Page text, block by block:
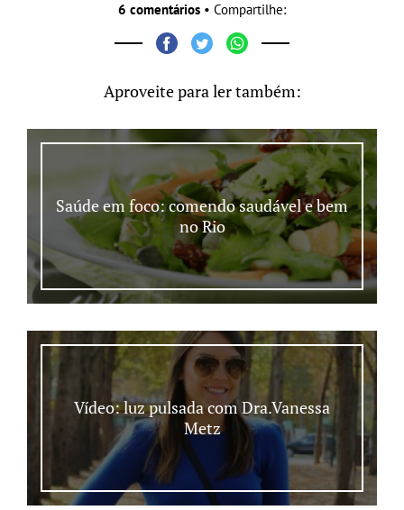
6 comentários • Compartilhe:
Aproveite para ler também:
Saúde em foco: comendo saudável e bem
no Rio
Vídeo: luz pulsada com Dra.Vanessa
Metz